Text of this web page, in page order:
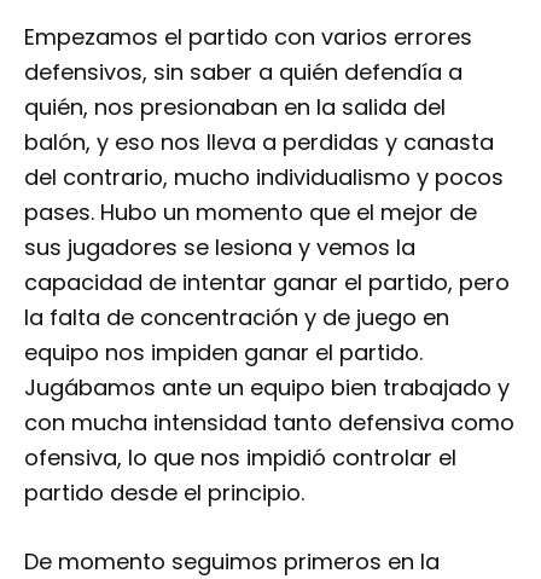
Empezamos el partido con varios errores
defensivos, sin saber a quién defendía a
quién, nos presionaban en la salida del
balón, y eso nos lleva a perdidas y canasta
del contrario, mucho individualismo y pocos
pases. Hubo un momento que el mejor de
sus jugadores se lesiona y vemos la
capacidad de intentar ganar el partido, pero
la falta de concentración y de juego en
equipo nos impiden ganar el partido.
Jugábamos ante un equipo bien trabajado y
con mucha intensidad tanto defensiva como
ofensiva, lo que nos impidió controlar el
partido desde el principio.
De momento seguimos primeros en la